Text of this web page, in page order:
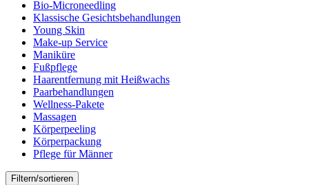
Bio-Microneedling
Klassische Gesichtsbehandlungen
Young Skin
Make-up Service
Maniküre
Fußpflege
Haarentfernung mit Heißwachs
Paarbehandlungen
Wellness-Pakete
Massagen
Körperpeeling
Körperpackung
Pflege für Männer
Filtern/sortieren